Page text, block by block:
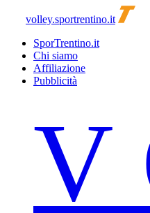
volley.sportrentino.it
SporTrentino.it
Chi siamo
Affiliazione
Pubblicità